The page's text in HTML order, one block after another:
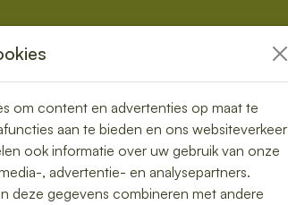
om content en advertenties op maat te
aan te bieden en ons websiteverkeer
ook informatie over uw gebruik van onze
, advertentie- en analysepartners.
deze gegevens combineren met andere